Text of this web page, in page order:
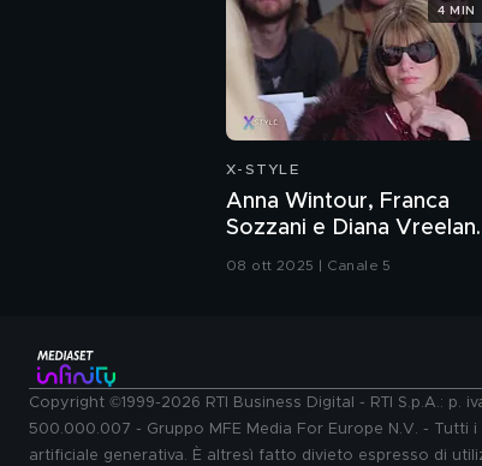
X-STYLE
Anna Wintour, Franca
Sozzani e Diana
ritratti di donne che
08 ott 2025 | Canale 5
4 MIN
Copyright ©1999-2026 RTI Business Digital - RTI S.p.A.: p.
500.000.007 - Gruppo MFE Media For Europe N.V. -
artificiale generativa. È altresì fatto divieto espresso di